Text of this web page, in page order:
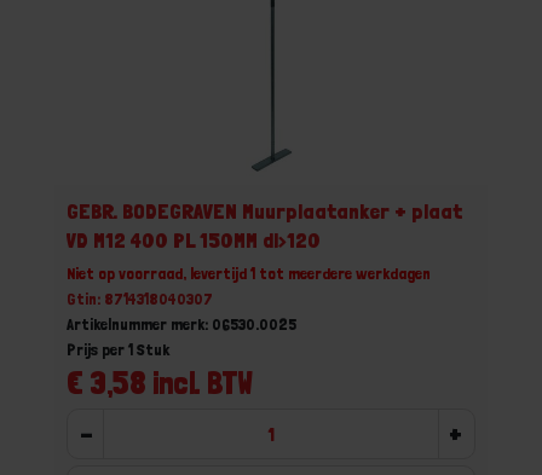
GEBR. BODEGRAVEN Muurplaatanker + plaat
VD M12 400 PL 150MM dl>120
Niet op voorraad, levertijd 1 tot meerdere werkdagen
Gtin: 8714318040307
Artikelnummer merk: 06530.0025
€ 3,58 incl. BTW
Prijs per 1 Stuk
- +